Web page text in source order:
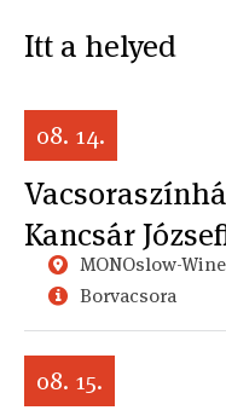
Itt a helyed
08. 14.
Kancsár
MONOslow-
Borvacsora
08. 15.